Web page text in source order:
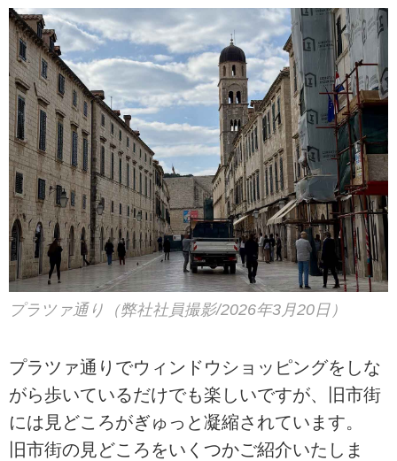
プラツァ通り（弊社社員撮影/2026年3月20日）
プラツァ通りでウィンドウショッピングをしな
がら歩いているだけでも楽しいですが、旧市街
には見どころがぎゅっと凝縮されています。
旧市街の見どころをいくつかご紹介いたしま